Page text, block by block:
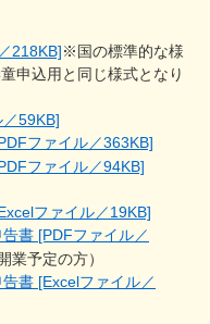
218KB]※国の標準的な様
申込用と同じ様式となり
59KB]
ファイル／363KB]
ファイル／94KB]
ファイル／19KB]
書 [PDFファイル／
予定の方）
書 [Excelファイル／